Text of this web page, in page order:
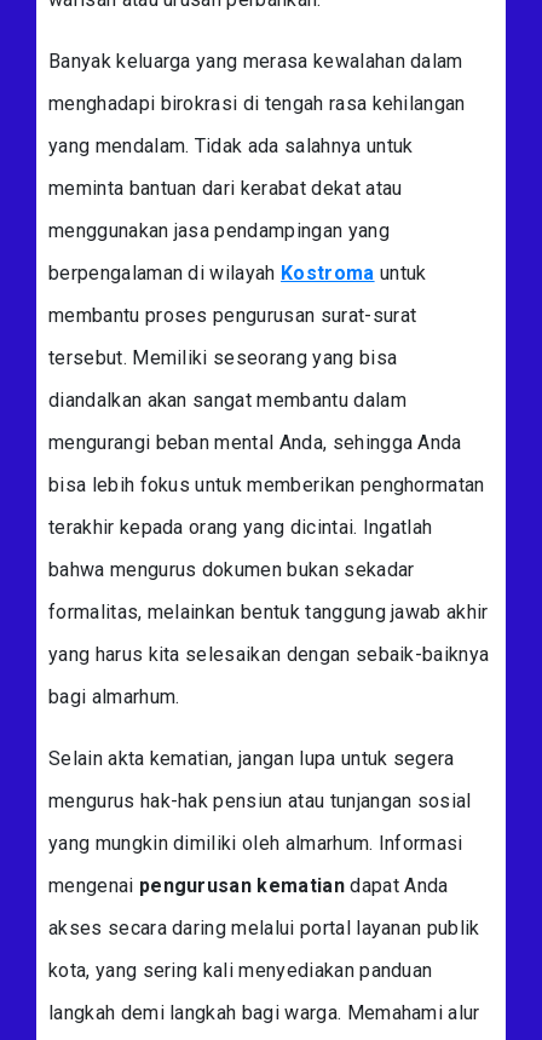
Banyak keluarga yang merasa kewalahan dalam
menghadapi birokrasi di tengah rasa kehilangan
yang mendalam. Tidak ada salahnya untuk
meminta bantuan dari kerabat dekat atau
menggunakan jasa pendampingan yang
berpengalaman di wilayah Kostroma untuk
membantu proses pengurusan surat-surat
tersebut. Memiliki seseorang yang bisa
diandalkan akan sangat membantu dalam
mengurangi beban mental Anda, sehingga Anda
bisa lebih fokus untuk memberikan penghormatan
terakhir kepada orang yang dicintai. Ingatlah
bahwa mengurus dokumen bukan sekadar
formalitas, melainkan bentuk tanggung jawab akhir
yang harus kita selesaikan dengan sebaik-baiknya
bagi almarhum.
Selain akta kematian, jangan lupa untuk segera
mengurus hak-hak pensiun atau tunjangan sosial
yang mungkin dimiliki oleh almarhum. Informasi
mengenai pengurusan kematiandapat Anda
akses secara daring melalui portal layanan publik
kota, yang sering kali menyediakan panduan
langkah demi langkah bagi warga. Memahami alur